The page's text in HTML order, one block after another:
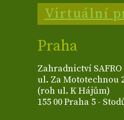
Virtuální
Praha
Zahradnictví SAFRO
ul. Za Mototechnou
(roh ul. K Hájům)
155 00 Praha 5 -